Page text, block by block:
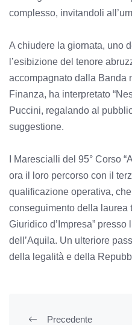
complesso, invitandoli
A chiudere la giornata, uno
l’esibizione del tenore
accompagnato dalla Banda
Finanza, ha interpretato
Puccini, regalando al
suggestione.
I Marescialli del 95° Corso
ora il loro percorso con il
qualificazione operativa,
conseguimento della laurea
Giuridico d’Impresa” presso
dell’Aquila. Un ulteriore
della legalità e della
Precedente